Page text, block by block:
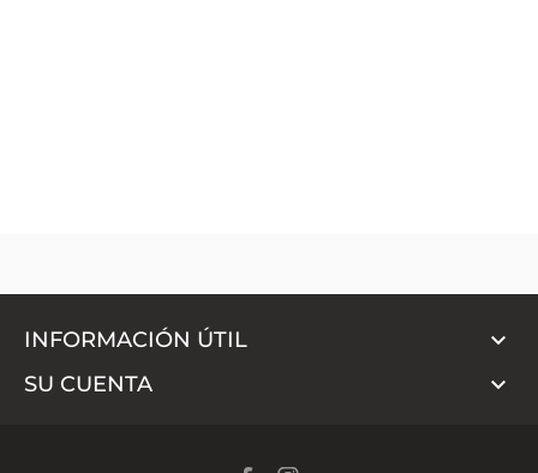
INFORMACIÓN ÚTIL 
SU CUENTA 